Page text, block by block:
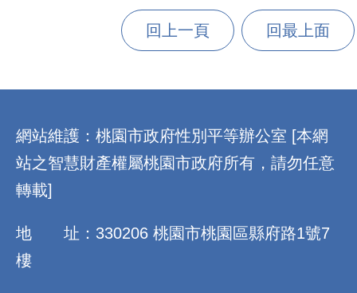
回上一頁 回最上面
網站維護：桃園市政府性別平等辦公室 [本網
站之智慧財產權屬桃園市政府所有，請勿任意
轉載]
地 址：330206 桃園市桃園區縣府路1號7
樓